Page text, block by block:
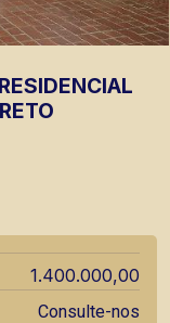
RESIDENCIAL
1.400.000,00
Consulte-nos